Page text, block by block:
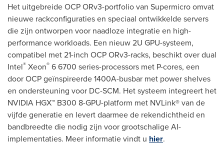
Het uitgebreide OCP ORv3-portfolio van Supermicro omvat
nieuwe rackconfiguraties en speciaal ontwikkelde servers
die zijn ontworpen voor naadloze integratie en high-
performance workloads. Een nieuw 2U GPU-systeem,
compatibel met 21-inch OCP ORv3-racks, beschikt over dual
Intel® Xeon® 6 6700 series-processors met P-cores, een
door OCP geïnspireerde 1400A-busbar met power shelves
en ondersteuning voor DC-SCM. Het systeem integreert het
NVIDIA HGX™ B300 8-GPU-platform met NVLink® van de
vijfde generatie en levert daarmee de reken­dichtheid en
bandbreedte die nodig zijn voor grootschalige AI-
implementaties. Meer informatie vindt u hier.